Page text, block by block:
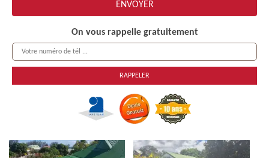
On vous rappelle gratuitement